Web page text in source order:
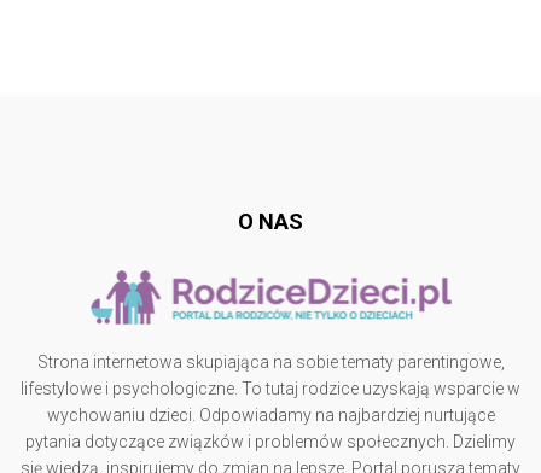
O NAS
Strona internetowa skupiająca na sobie tematy parentingowe,
lifestylowe i psychologiczne. To tutaj rodzice uzyskają wsparcie w
wychowaniu dzieci. Odpowiadamy na najbardziej nurtujące
pytania dotyczące związków i problemów społecznych. Dzielimy
się wiedzą, inspirujemy do zmian na lepsze. Portal porusza tematy